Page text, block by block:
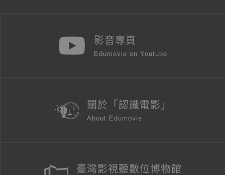
影音專頁
Edumovie on Youtube
關於「認識電影」
About Edumovie
臺灣影視聽數位博物館